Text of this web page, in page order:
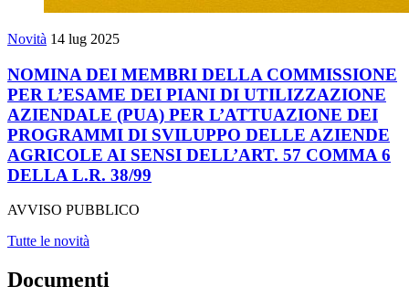
Novità 14 lug 2025
NOMINA DEI MEMBRI DELLA COMMISSIONE
PER L’ESAME DEI PIANI DI UTILIZZAZIONE
AZIENDALE (PUA) PER L’ATTUAZIONE DEI
PROGRAMMI DI SVILUPPO DELLE AZIENDE
AGRICOLE AI SENSI DELL’ART. 57 COMMA 6
DELLA L.R. 38/99
AVVISO PUBBLICO
Tutte le novità
Documenti